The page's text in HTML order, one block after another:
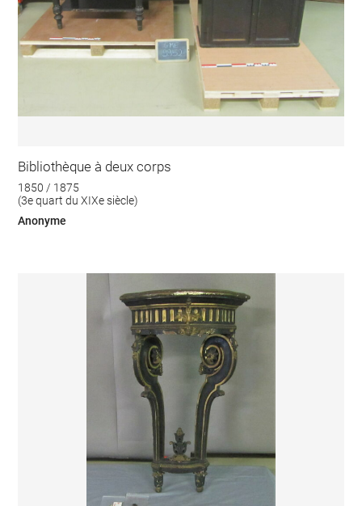
Bibliothèque à deux corps
1850 / 1875
(3e quart du XIXe siècle)
Anonyme